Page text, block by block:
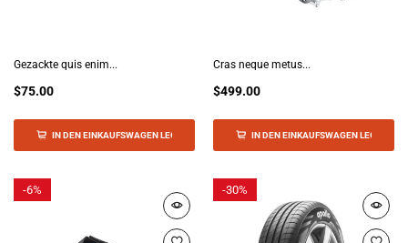
Gezackte quis enim...
$75.00
IN DEN EINKAUFSWAGEN LEGEN
Cras neque metus...
$499.00
IN DEN EINKAUFSWAGEN LEGEN
-6% -30%